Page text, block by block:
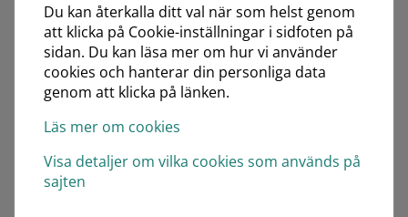
Plats: Scandic Triangeln, Malmö
Moderator:
Julia Fougelberg, Göteborg
Lykke Barck, Göteborg
Föreläsare:
Albert Duvetorp, Malmö
Du kan återkalla ditt val när som helst genom
att klicka på Cookie-inställningar i sidfoten på
sidan. Du kan läsa mer om hur vi använder
cookies och hanterar din personliga data
genom att klicka på länken.
Läs mer om cookies
Visa detaljer om vilka cookies som används på
sajten